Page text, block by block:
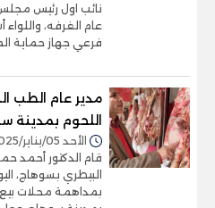
نائب اول رئيس
عام الغرفه،
فرعي جهاز حماية
مدير عام الطب
اللحوم بمدينة
الأحد 05/يناير/2025 - 07:55 م
قام الدكتور أحمد
بمداهمة محلات بيع